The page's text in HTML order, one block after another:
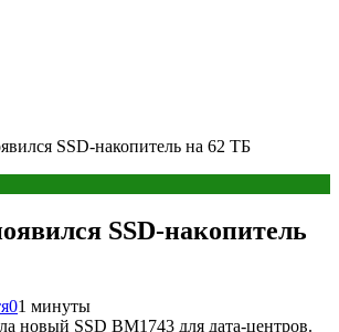
SSD-накопитель на 62 ТБ
SSD-накопитель
01 минуты
новый SSD BM1743 для дата-центров.